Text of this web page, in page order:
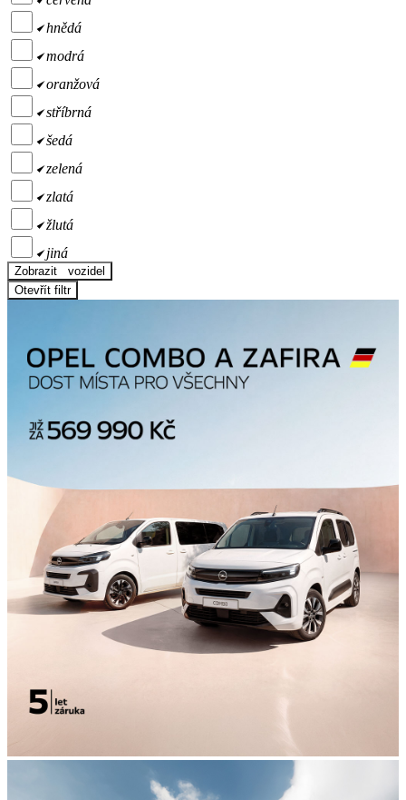
hnědá
modrá
oranžová
stříbrná
šedá
zelená
zlatá
žlutá
jiná
Zobrazit
vozidel
Otevřít filtr